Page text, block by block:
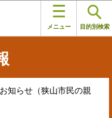
メニュー 目的別検索
知らせ（狭山市民の親